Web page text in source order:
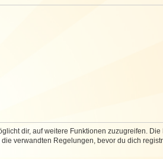
dir, auf weitere Funktionen zuzugreifen. Die
verwandten Regelungen, bevor du dich